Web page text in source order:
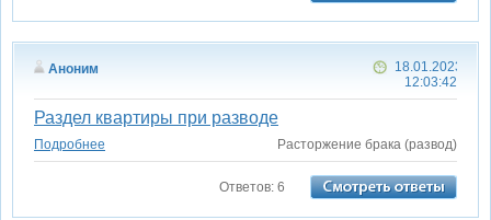
Аноним
18.01.2023
12:03:42
Раздел квартиры при разводе
Подробнее Расторжение брака (развод)
Ответов: 6